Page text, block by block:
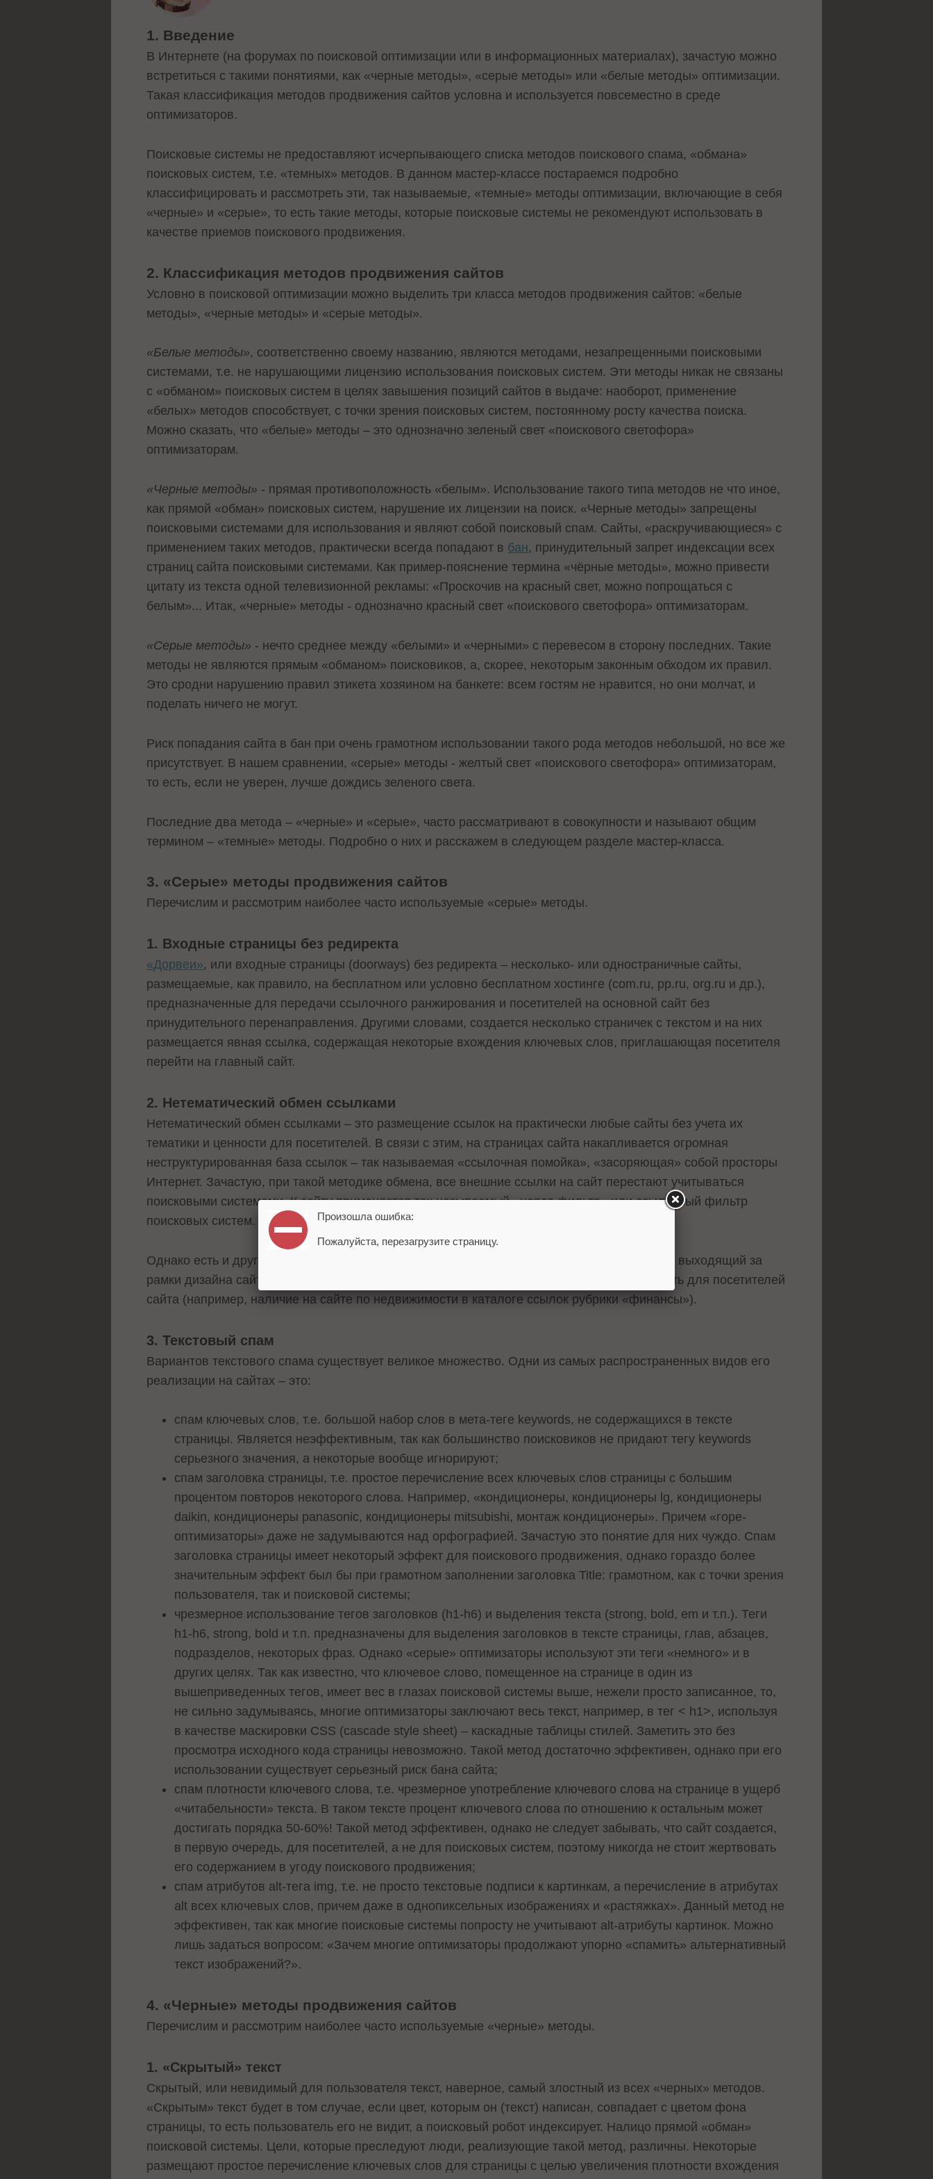
1. Введение
В Интернете (на форумах по поисковой оптимизации или в информационных материалах), зачастую можно
встретиться с такими понятиями, как «черные методы», «серые методы» или «белые методы» оптимизации.
Такая классификация методов продвижения сайтов условна и используется повсеместно в среде
оптимизаторов.
Поисковые системы не предоставляют исчерпывающего списка методов поискового спама, «обмана»
поисковых систем, т.е. «темных» методов. В данном мастер-классе постараемся подробно
классифицировать и рассмотреть эти, так называемые, «темные» методы оптимизации, включающие в себя
«черные» и «серые», то есть такие методы, которые поисковые системы не рекомендуют использовать в
качестве приемов поискового продвижения.
2. Классификация методов продвижения сайтов
Условно в поисковой оптимизации можно выделить три класса методов продвижения сайтов: «белые
методы», «черные методы» и «серые методы».
«Белые методы», соответственно своему названию, являются методами, незапрещенными поисковыми
системами, т.е. не нарушающими лицензию использования поисковых систем. Эти методы никак не связаны
с «обманом» поисковых систем в целях завышения позиций сайтов в выдаче: наоборот, применение
«белых» методов способствует, с точки зрения поисковых систем, постоянному росту качества поиска.
Можно сказать, что «белые» методы – это однозначно зеленый свет «поискового светофора»
оптимизаторам.
«Черные методы» - прямая противоположность «белым». Использование такого типа методов не что иное,
как прямой «обман» поисковых систем, нарушение их лицензии на поиск. «Черные методы» запрещены
поисковыми системами для использования и являют собой поисковый спам. Сайты, «раскручивающиеся» с
применением таких методов, практически всегда попадают в бан, принудительный запрет индексации всех
страниц сайта поисковыми системами. Как пример-пояснение термина «чёрные методы», можно привести
цитату из текста одной телевизионной рекламы: «Проскочив на красный свет, можно попрощаться с
белым»... Итак, «черные» методы - однозначно красный свет «поискового светофора» оптимизаторам.
«Серые методы» - нечто среднее между «белыми» и «черными» с перевесом в сторону последних. Такие
методы не являются прямым «обманом» поисковиков, а, скорее, некоторым законным обходом их правил.
Это сродни нарушению правил этикета хозяином на банкете: всем гостям не нравится, но они молчат, и
поделать ничего не могут.
Риск попадания сайта в бан при очень грамотном использовании такого рода методов небольшой, но все же
присутствует. В нашем сравнении, «серые» методы - желтый свет «поискового светофора» оптимизаторам,
то есть, если не уверен, лучше дождись зеленого света.
Последние два метода – «черные» и «серые», часто рассматривают в совокупности и называют общим
термином – «темные» методы. Подробно о них и расскажем в следующем разделе мастер-класса.
3. «Серые» методы продвижения сайтов
Перечислим и рассмотрим наиболее часто используемые «серые» методы.
1. Входные страницы без редиректа
«Дорвеи», или входные страницы (doorways) без редиректа – несколько- или одностраничные сайты,
размещаемые, как правило, на бесплатном или условно бесплатном хостинге (com.ru, pp.ru, org.ru и др.),
предназначенные для передачи ссылочного ранжирования и посетителей на основной сайт без
принудительного перенаправления. Другими словами, создается несколько страничек с текстом и на них
размещается явная ссылка, содержащая некоторые вхождения ключевых слов, приглашающая посетителя
перейти на главный сайт.
2. Нетематический обмен ссылками
Нетематический обмен ссылками – это размещение ссылок на практически любые сайты без учета их
тематики и ценности для посетителей. В связи с этим, на страницах сайта накапливается огромная
неструктурированная база ссылок – так называемая «ссылочная помойка», «засоряющая» собой просторы
Интернет. Зачастую, при такой методике обмена, все внешние ссылки на сайт перестают учитываться
поисковыми системами. К сайту применяется так называемый «непот-фильтр» или ссылочный фильтр
поисковых систем.
Однако есть и другой вариант подобного обмена ссылками –нетематический обмен, но не выходящий за
рамки дизайна сайта, хорошо структурированный и отчасти несущий некоторую полезность для посетителей
сайта (например, наличие на сайте по недвижимости в каталоге ссылок рубрики «финансы»).
3. Текстовый спам
Вариантов текстового спама существует великое множество. Одни из самых распространенных видов его
реализации на сайтах – это:
спам ключевых слов, т.е. большой набор слов в мета-теге keywords, не содержащихся в тексте
страницы. Является неэффективным, так как большинство поисковиков не придают тегу keywords
серьезного значения, а некоторые вообще игнорируют;
спам заголовка страницы, т.е. простое перечисление всех ключевых слов страницы с большим
процентом повторов некоторого слова. Например, «кондиционеры, кондиционеры lg, кондиционеры
daikin, кондиционеры panasonic, кондиционеры mitsubishi, монтаж кондиционеры». Причем «горе-
оптимизаторы» даже не задумываются над орфографией. Зачастую это понятие для них чуждо. Спам
заголовка страницы имеет некоторый эффект для поискового продвижения, однако гораздо более
значительным эффект был бы при грамотном заполнении заголовка Title: грамотном, как с точки зрения
пользователя, так и поисковой системы;
чрезмерное использование тегов заголовков (h1-h6) и выделения текста (strong, bold, em и т.п.). Теги
h1-h6, strong, bold и т.п. предназначены для выделения заголовков в тексте страницы, глав, абзацев,
подразделов, некоторых фраз. Однако «серые» оптимизаторы используют эти теги «немного» и в
других целях. Так как известно, что ключевое слово, помещенное на странице в один из
вышеприведенных тегов, имеет вес в глазах поисковой системы выше, нежели просто записанное, то,
не сильно задумываясь, многие оптимизаторы заключают весь текст, например, в тег < h1>, используя
в качестве маскировки CSS (cascade style sheet) – каскадные таблицы стилей. Заметить это без
просмотра исходного кода страницы невозможно. Такой метод достаточно эффективен, однако при его
использовании существует серьезный риск бана сайта;
спам плотности ключевого слова, т.е. чрезмерное употребление ключевого слова на странице в ущерб
«читабельности» текста. В таком тексте процент ключевого слова по отношению к остальным может
достигать порядка 50-60%! Такой метод эффективен, однако не следует забывать, что сайт создается,
в первую очередь, для посетителей, а не для поисковых систем, поэтому никогда не стоит жертвовать
его содержанием в угоду поискового продвижения;
спам атрибутов alt-тега img, т.е. не просто текстовые подписи к картинкам, а перечисление в атрибутах
alt всех ключевых слов, причем даже в однопиксельных изображениях и «растяжках». Данный метод не
эффективен, так как многие поисковые системы попросту не учитывают alt-атрибуты картинок. Можно
лишь задаться вопросом: «Зачем многие оптимизаторы продолжают упорно «спамить» альтернативный
текст изображений?».
4. «Черные» методы продвижения сайтов
Перечислим и рассмотрим наиболее часто используемые «черные» методы.
1. «Скрытый» текст
Скрытый, или невидимый для пользователя текст, наверное, самый злостный из всех «черных» методов.
«Скрытым» текст будет в том случае, если цвет, которым он (текст) написан, совпадает с цветом фона
страницы, то есть пользователь его не видит, а поисковый робот индексирует. Налицо прямой «обман»
поисковой системы. Цели, которые преследуют люди, реализующие такой метод, различны. Некоторые
размещают простое перечисление ключевых слов для страницы с целью увеличения плотности вхождения
Произошла ошибка:
Пожалуйста, перезагрузите страницу.